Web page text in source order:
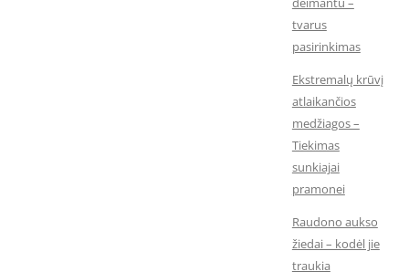
tvarus
pasirinkimas
Ekstremalų krūvį
atlaikančios
medžiagos –
Tiekimas
sunkiajai
pramonei
Raudono aukso
žiedai – kodėl jie
traukia